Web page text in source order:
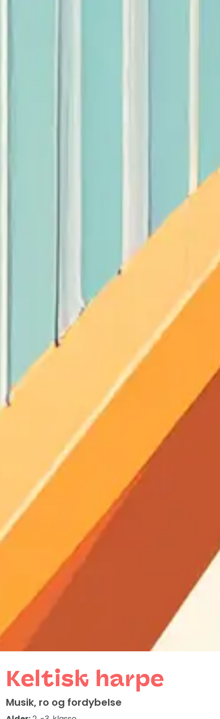
Keltisk harpe
Musik, ro og fordybelse